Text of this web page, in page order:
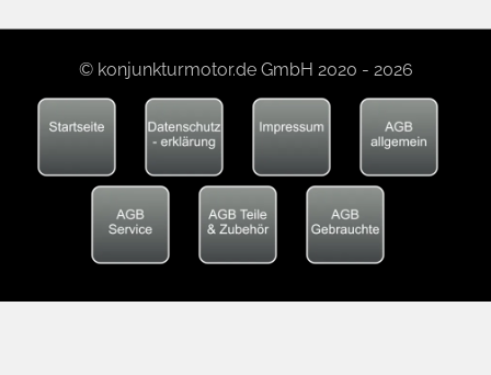
© konjunkturmotor.de GmbH 2020 - 2026